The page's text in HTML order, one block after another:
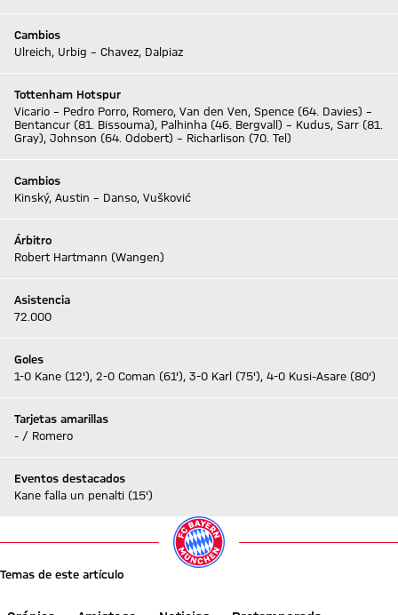
Cambios
Ulreich, Urbig – Chavez, Dalpiaz
Tottenham Hotspur
Vicario – Pedro Porro, Romero, Van den Ven, Spence (64. Davies) –
Bentancur (81. Bissouma), Palhinha (46. Bergvall) – Kudus, Sarr (81.
Gray), Johnson (64. Odobert) – Richarlison (70. Tel)
Cambios
Kinský, Austin – Danso, Vušković
Árbitro
Robert Hartmann (Wangen)
Asistencia
72.000
Goles
1-0 Kane (12'), 2-0 Coman (61'), 3-0 Karl (75'), 4-0 Kusi-Asare (80')
Tarjetas amarillas
- / Romero
Eventos destacados
Kane falla un penalti (15')
Temas de este artículo